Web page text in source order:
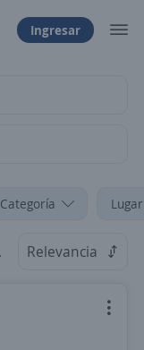
Ingresar
Categoría
Relevancia